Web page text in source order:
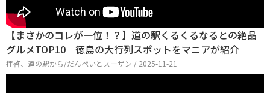
【まさかのコレが一位！？】道の駅くるくるなるとの絶品
グルメTOP10｜徳島の大行列スポットをマニアが紹介
拝啓、道の駅から/だんぺいとスーザン / 2025-11-21